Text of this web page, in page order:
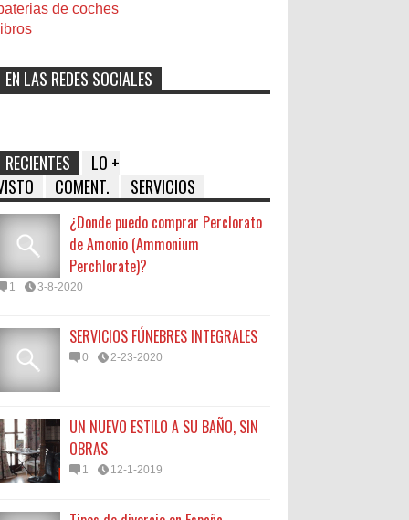
de coches
libros
EN LAS REDES SOCIALES
RECIENTES
LO +
COMENT. SERVICIOS
¿Donde puedo comprar Perclorato
de Amonio (Ammonium
Perchlorate)?
1 3-8-2020
SERVICIOS FÚNEBRES INTEGRALES
0 2-23-2020
UN NUEVO ESTILO A SU BAÑO, SIN
OBRAS
1 12-1-2019